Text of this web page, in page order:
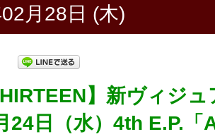
月28日 (木)
】新ヴィジ
24日（水）4th E.P.「